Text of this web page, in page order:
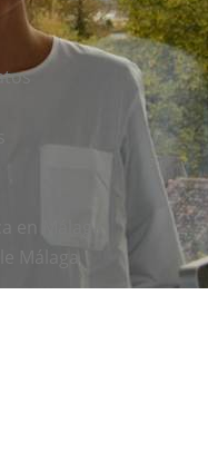
en Málaga
Málaga